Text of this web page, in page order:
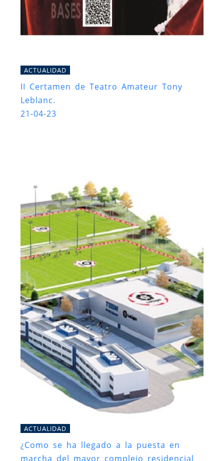
ACTUALIDAD
II Certamen de Teatro Amateur Tony
Leblanc.
21-04-23
ACTUALIDAD
¿Como se ha llegado a la puesta en
marcha del mayor complejo residencial